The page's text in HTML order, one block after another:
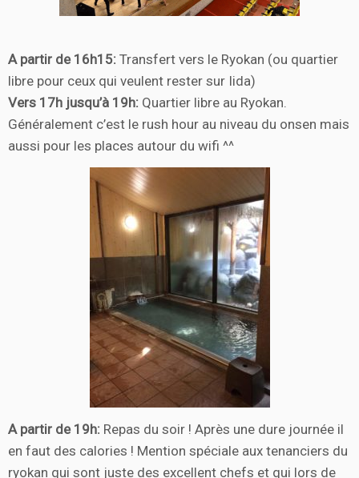
A partir de 16h15: Transfert vers le Ryokan (ou quartier
libre pour ceux qui veulent rester sur Iida)
Vers 17h jusqu’à 19h: Quartier libre au Ryokan.
Généralement c’est le rush hour au niveau du onsen mais
aussi pour les places autour du wifi ^^
A partir de 19h: Repas du soir ! Après une dure journée il
en faut des calories ! Mention spéciale aux tenanciers du
ryokan qui sont juste des excellent chefs et qui lors de